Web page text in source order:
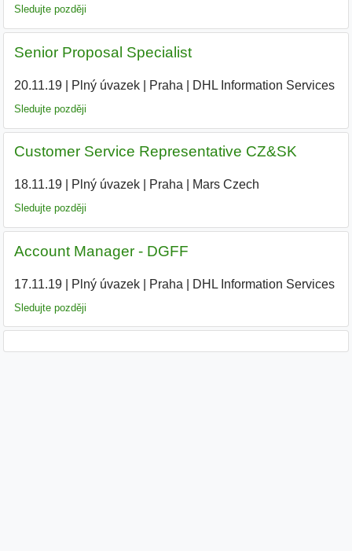
Sledujte později
Senior Proposal Specialist
20.11.19| Plný úvazek| Praha DHL Information Services|
Sledujte později
Customer Service Representative CZ&SK
18.11.19| Plný úvazek| Praha Mars Czech
Sledujte později
Account Manager - DGFF
17.11.19| Plný úvazek| Praha DHL Information Services|
Sledujte později